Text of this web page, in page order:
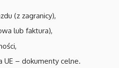
(z zagranicy),
lub faktura),
UE – dokumenty celne.